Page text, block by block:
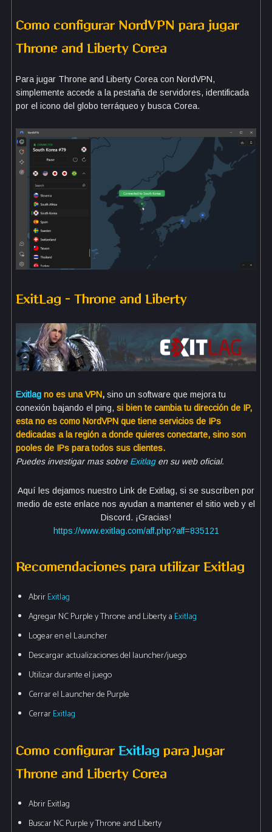
Como configurar NordVPN para jugar
Throne and Liberty Corea
Para jugar Throne and Liberty Corea con NordVPN,
simplemente accede a la pestaña de servidores, identificada
por el icono del globo terráqueo y busca Corea.
ExitLag – Throne and Liberty
Exitlag no es una VPN, sino un software que mejora tu
conexión bajando el ping, si bien te cambia tu dirección de IP,
esta no es como NordVPN que tiene servicios de IPs
dedicadas a la región a donde quieres conectarte, sino son
pooles de IPs para todos sus clientes.
Puedes investigar mas sobre Exitlagen su web oficial.
Aquí les dejamos nuestro Link de Exitlag, si se suscriben por
medio de este enlace nos ayudan a mantener el sitio web y el
Discord. ¡Gracias!
https://www.exitlag.com/aff.php?aff=835121
Recomendaciones para utilizar Exitlag
AbrirExitlag
Agregar NC Purple y Throne and Liberty a Exitlag
Logear en el Launcher
Descargar actualizaciones del launcher/juego
Utilizar durante el juego
Cerrar el Launcher de Purple
CerrarExitlag
Como configurar Exitlag para Jugar
Throne and Liberty Corea
Abrir Exitlag
Buscar NC Purple y Throne and Liberty